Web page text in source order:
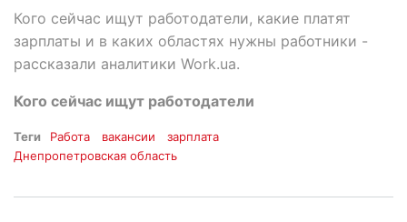
Кого сейчас ищут работодатели, какие платят
зарплаты и в каких областях нужны работники -
рассказали аналитики Work.ua.
Кого сейчас ищут работодатели
Теги Работа вакансии
зарплата
Днепропетровская область